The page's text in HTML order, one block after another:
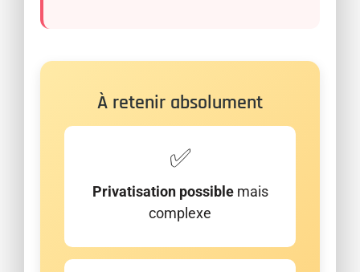
À retenir absolument
✅
Privatisation possiblemais
complexe